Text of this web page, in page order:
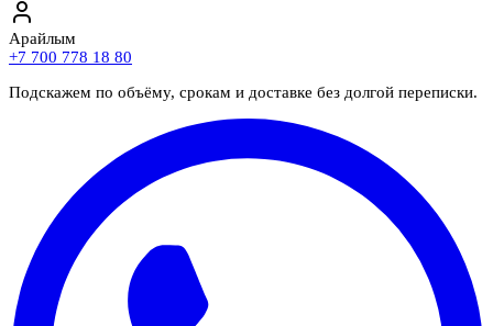
Арайлым
+7 700 778 18 80
Подскажем по объёму, срокам и доставке без долгой переписки.